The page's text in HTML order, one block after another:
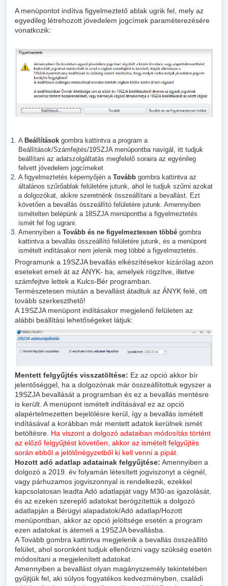
A menüpontot indítva figyelmeztető ablak ugrik fel, mely az
egyedileg létrehozott jövedelem jogcímek paraméterezésére
vonatkozik:
A Beállítások gombra kattintva a program a
Beállítások/Számfejtés/19SZJA menüpontba navigál, itt tudjuk
beállítani az adatszolgáltatás megfelelő soraira az egyénileg
felvett jövedelem jogcímeket
A figyelmeztetés képernyőjén a Tovább gombra kattintva az
általános szűrőablak felületére jutunk, ahol le tudjuk szűrni azokat
a dolgozókat, akikre szeretnénk összeállítani a bevallást. Ezt
követően a bevallás összeállító felületére jutunk. Amennyiben
ismételten belépünk a 18SZJA menüpontba a figyelmeztetés
ismét fel fog ugrani.
Amennyiben a Tovább és ne figyelmeztessen többé gombra
kattintva a bevallás összeállító felületére jutunk, és a menüpont
ismételt indításakor nem jelenik meg többé a figyelmeztetés.
Programunk a 19SZJA bevallás elkészítésekor kizárólag azon
eseteket emeli át az ÁNYK- ba, amelyek rögzítve, illetve
számfejtve lettek a Kulcs-Bér programban.
Természetesen miután a bevallást átadtuk az ÁNYK felé, ott
tovább szerkeszthető!
A 19SZJA menüpont indításakor megjelenő felületen az
alábbi beállítási lehetőségeket látjuk:
Mentett felgyűjtés visszatöltése: Ez az opció akkor bír
jelentőséggel, ha a dolgozónak már összeállítottuk egyszer a
19SZJA bevallását a programban és ez a bevallás mentésre
is került. A menüpont ismételt indításával ez az opció
alapértelmezetten bejelölésre kerül, így a bevallás ismételt
indításával a korábban már mentett adatok kerülnek ismét
betöltésre. Ha viszont a dolgozó adataiban módosítás történt
az előző felgyűjtést követően, akkor az ismételt felgyűjtés
során ebből a jelölőnégyzetből ki kell venni a pipát.
Hozott adó adatlap adatainak felgyűjtése: Amennyiben a
dolgozó a 2019. év folyamán létesített jogviszonyt a cégnél,
vagy párhuzamos jogviszonnyal is rendelkezik, ezekkel
kapcsolatosan leadta Adó adatlapját vagy M30-as igazolását,
és az ezeken szereplő adatokat berögzítettük a dolgozó
adatlapján a Bérügyi alapadatok/Adó adatlap/Hozott
menüpontban, akkor az opció jelöltsége esetén a program
ezen adatokat is átemeli a 19SZJA bevallásba.
A Tovább gombra kattintva megjelenik a bevallás összeállító
felület, ahol soronként tudjuk ellenőrizni vagy szükség esetén
módosítani a megjelenített adatokat.
Amennyiben a bevallást olyan magányszemély tekintetében
gyűjtjük fel, aki súlyos fogyatékos kedvezményben, családi